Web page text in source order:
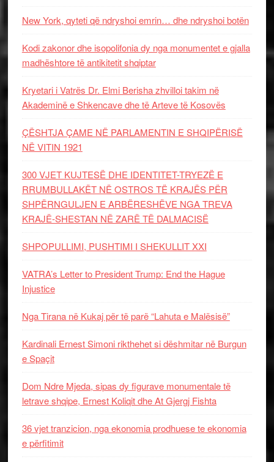
New York, qyteti që ndryshoi emrin… dhe ndryshoi botën
Kodi zakonor dhe isopolifonia dy nga monumentet e gjalla
madhështore të antikitetit shqiptar
Kryetari i Vatrës Dr. Elmi Berisha zhvilloi takim në
Akademinë e Shkencave dhe të Arteve të Kosovës
ÇËSHTJA ÇAME NË PARLAMENTIN E SHQIPËRISË
NË VITIN 1921
300 VJET KUJTESË DHE IDENTITET-TRYEZË E
RRUMBULLAKËT NË OSTROS TË KRAJËS PËR
SHPËRNGULJEN E ARBËRESHËVE NGA TREVA
KRAJË-SHESTAN NË ZARË TË DALMACISË
SHPOPULLIMI, PUSHTIMI I SHEKULLIT XXI
VATRA’s Letter to President Trump: End the Hague
Injustice
Nga Tirana në Kukaj për të parë “Lahuta e Malësisë”
Kardinali Ernest Simoni rikthehet si dëshmitar në Burgun
e Spaçit
Dom Ndre Mjeda, sipas dy figurave monumentale të
letrave shqipe, Ernest Koliqit dhe At Gjergj Fishta
36 vjet tranzicion, nga ekonomia prodhuese te ekonomia
e përfitimit